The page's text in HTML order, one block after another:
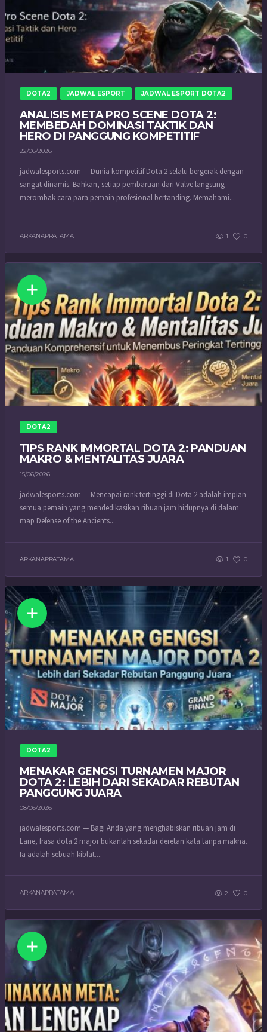
DOTA2 JADWAL ESPORT JADWAL ESPORT DOTA2
ANALISIS META PRO SCENE DOTA 2:
MEMBEDAH DOMINASI TAKTIK DAN
HERO DI PANGGUNG KOMPETITIF
22/06/2026
jadwalesports.com — Dunia kompetitif Dota 2 selalu bergerak dengan
sangat dinamis. Bahkan, setiap pembaruan dari Valve langsung
merombak cara para pemain profesional bertanding. Memahami...
ARKANAPRATAMA 1 0
DOTA2
TIPS RANK IMMORTAL DOTA 2: PANDUAN
MAKRO & MENTALITAS JUARA
15/06/2026
jadwalesports.com — Mencapai rank tertinggi di Dota 2 adalah impian
semua pemain yang mendedikasikan ribuan jam hidupnya di dalam
map Defense of the Ancients....
ARKANAPRATAMA 1 0
DOTA2
MENAKAR GENGSI TURNAMEN MAJOR
DOTA 2: LEBIH DARI SEKADAR REBUTAN
PANGGUNG JUARA
08/06/2026
jadwalesports.com — Bagi Anda yang menghabiskan ribuan jam di
Lane, frasa dota 2 major bukanlah sekadar deretan kata tanpa makna.
Ia adalah sebuah kiblat....
ARKANAPRATAMA 2 0